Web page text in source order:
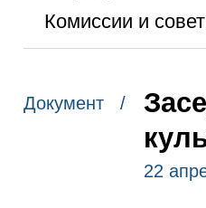
Комиссии и
Документ /
22